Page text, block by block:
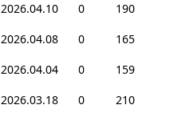
2026.04.10 0
190
2026.04.08 0
165
2026.04.04 0
159
2026.03.18 0
210